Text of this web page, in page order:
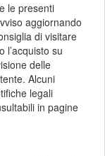
le presenti
aggiornando
di visitare
l’acquisto su
delle
Alcuni
legali
in pagine